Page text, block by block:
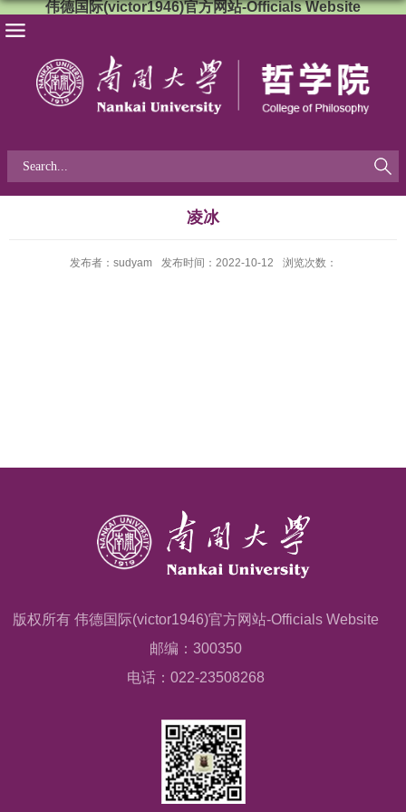
伟德国际(victor1946)官方网站-Officials Website
凌冰
发布者：sudyam 发布时间：2022-10-12 浏览次数：
版权所有 伟德国际(victor1946)官方网站-Officials Website
邮编：300350
电话：022-23508268